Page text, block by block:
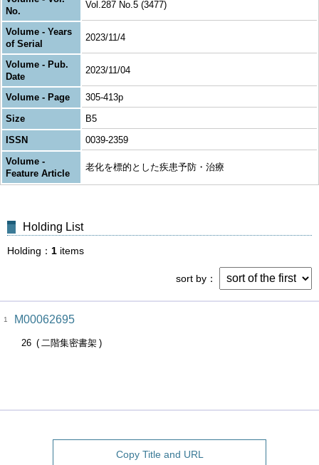
No.
Vol.287 No.5 (3477)
Volume - Years
of Serial
2023/11/4
Volume - Pub.
Date
2023/11/04
Volume - Page
305-413p
Size
B5
ISSN
0039-2359
Volume -
Feature Article
老化を標的とした疾患予防・治療
Holding List
Holding 1 items
sort by
1 M00062695
26 二階集密書架
Copy Title and URL